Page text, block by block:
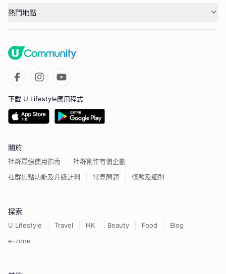
熱門地點
下載 U Lifestyle應用程式
關於
社群最強使用指南
社群創作有價企劃
社群焦點功能及升級計劃
常見問題 條款及細則
探索
U Lifestyle Travel HK Beauty Food
Blog
e-zone